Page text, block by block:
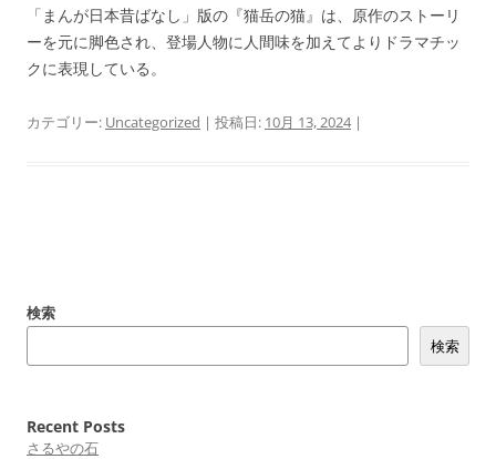
「まんが日本昔ばなし」版の『猫岳の猫』は、原作のストーリ
ーを元に脚色され、登場人物に人間味を加えてよりドラマチッ
クに表現している。
カテゴリー: Uncategorized | 投稿日: 10月 13, 2024|
ナ
ー
シ
検索
検索
Recent Posts
さるやの石